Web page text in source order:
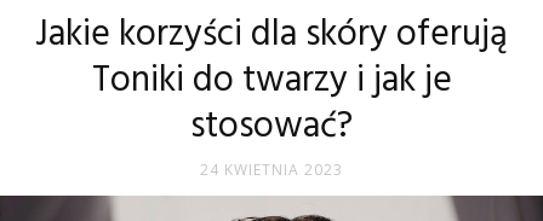
Jakie korzyści dla skóry oferują
Toniki do twarzy i jak je
stosować?
24 KWIETNIA 2023